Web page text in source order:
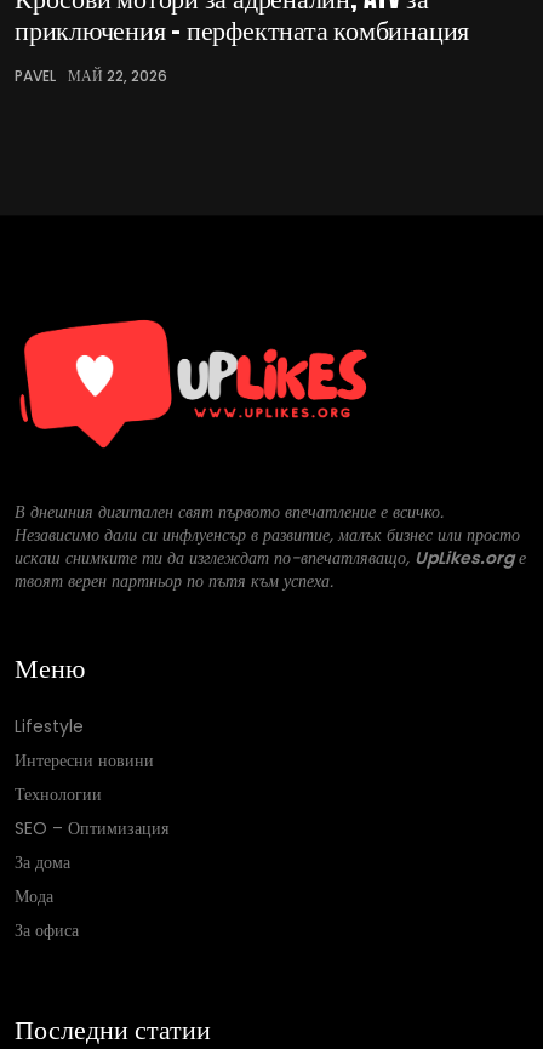
приключения – перфектната комбинация
PAVEL МАЙ 22, 2026
В днешния дигитален свят първото впечатление е всичко.
Независимо дали си инфлуенсър в развитие, малък бизнес или просто
искаш снимките ти да изглеждат по-впечатляващо, UpLikes.orgе
твоят верен партньор по пътя към успеха.
Меню
Lifestyle
Интересни новини
Технологии
SEO – Оптимизация
За дома
Мода
За офиса
Последни статии